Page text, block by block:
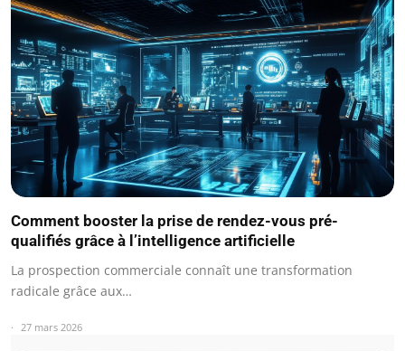
Comment booster la prise de rendez-vous pré-
qualifiés grâce à l’intelligence artificielle
La prospection commerciale connaît une transformation
radicale grâce aux…
27 mars 2026